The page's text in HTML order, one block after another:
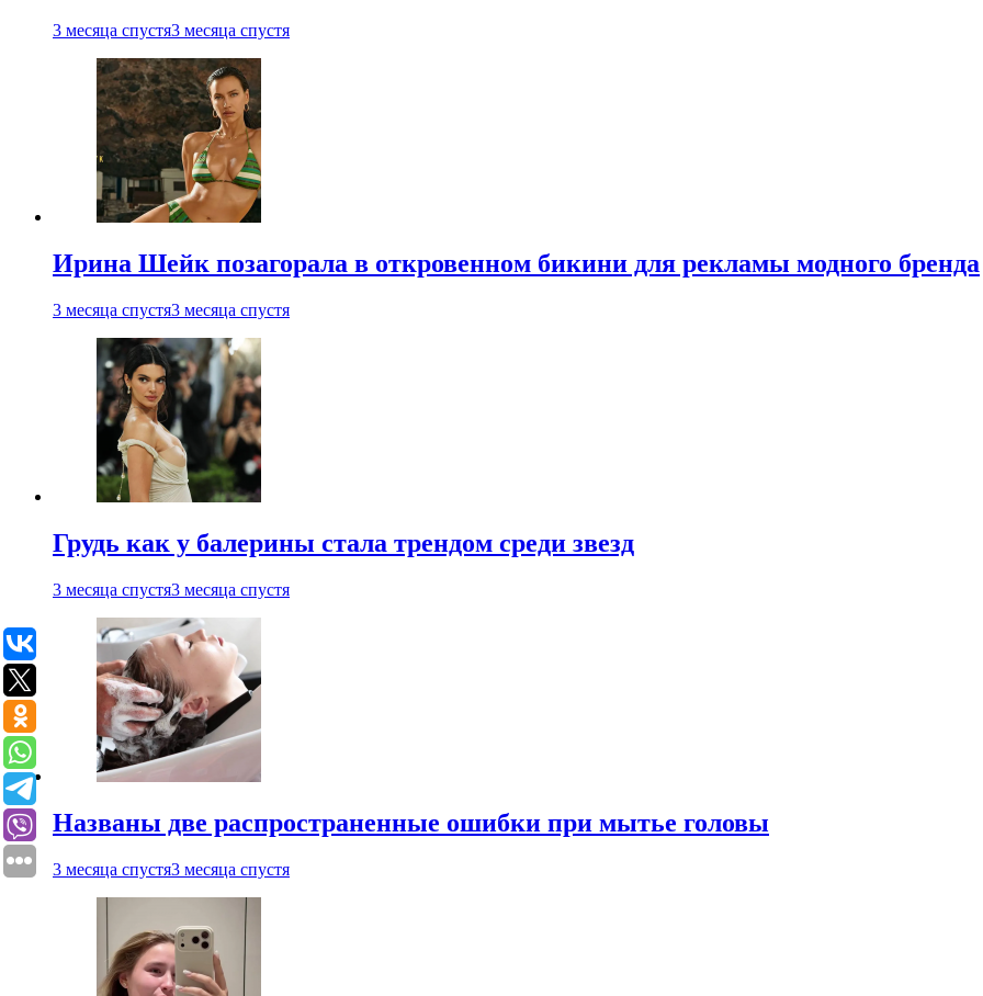
3 месяца спустя3 месяца спустя
Ирина Шейк позагорала в откровенном бикини для рекламы модного бренда
3 месяца спустя3 месяца спустя
Грудь как у балерины стала трендом среди звезд
3 месяца спустя3 месяца спустя
Названы две распространенные ошибки при мытье головы
3 месяца спустя3 месяца спустя